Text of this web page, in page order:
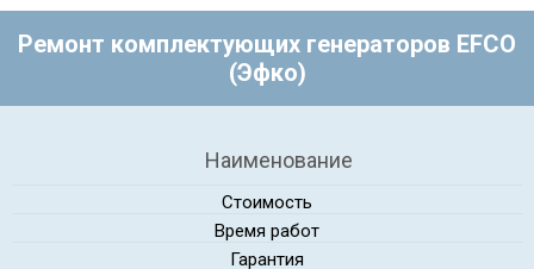
Ремонт комплектующих генераторов EFCO
(Эфко)
Наименование
Стоимость
Время работ
Гарантия